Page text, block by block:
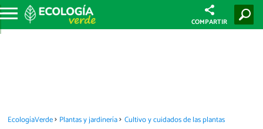
COMPARTIR
EcologíaVerde Plantas y jardinería Cultivo y cuidados de las plantas